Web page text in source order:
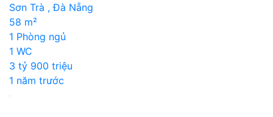
Sơn Trà , Đà Nẵng
58 m²
1 Phòng ngủ
1 WC
3 tỷ 900 triệu
1 năm trước